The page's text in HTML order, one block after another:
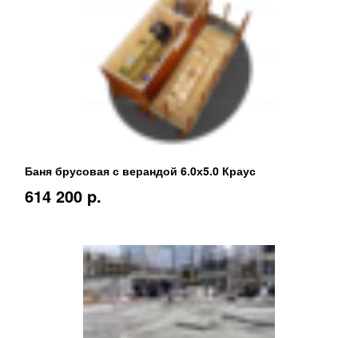
Баня брусовая с верандой 6.0х5.0 Краус
614 200 p.